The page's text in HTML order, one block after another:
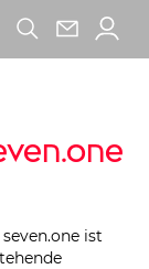
ist